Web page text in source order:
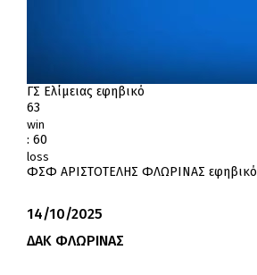
ΓΣ Ελίμειας εφηβικό
63
win
: 60
loss
ΦΣΦ ΑΡΙΣΤΟΤΕΛΗΣ ΦΛΩΡΙΝΑΣ εφηβικό
14/10/2025
ΔΑΚ ΦΛΩΡΙΝΑΣ